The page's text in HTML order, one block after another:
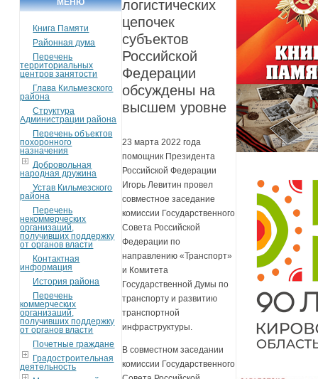
Книга Памяти
Районная дума
Перечень
территориальных
центров занятости
Глава Кильмезского
района
Структура
Администрации района
Перечень объектов
похоронного
назначения
Добровольная
народная дружина
Устав Кильмезского
района
Перечень
некоммерческих
организаций,
получивших поддержку
от органов власти
Контактная
информация
История района
Перечень
коммерческих
организаций,
получивших поддержку
от органов власти
Почетные граждане
Градостроительная
деятельность
логистических
цепочек
субъектов
Российской
Федерации
обсуждены на
высшем уровне
23 марта 2022 года
помощник Президента
Российской Федерации
Игорь Левитин провел
совместное заседание
комиссии Государственного
Совета Российской
Федерации по
направлению «Транспорт»
и Комитета
Государственной Думы по
транспорту и развитию
транспортной
инфраструктуры.
В совместном заседании
комиссии Государственного